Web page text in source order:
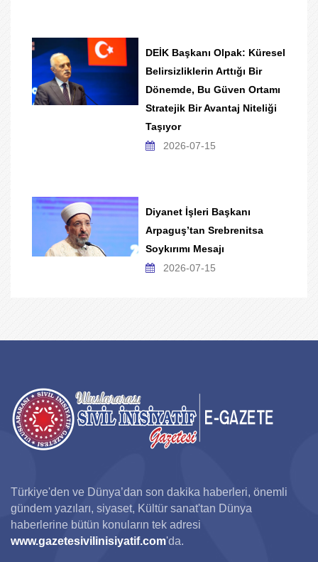
DEİK Başkanı Olpak: Küresel
Belirsizliklerin Arttığı Bir
Dönemde, Bu Güven Ortamı
Stratejik Bir Avantaj Niteliği
Taşıyor
2026-07-15
Diyanet İşleri Başkanı
Arpaguş’tan Srebrenitsa
Soykırımı Mesajı
2026-07-15
Türkiye'den ve Dünya’dan son dakika haberleri, önemli
gündem yazıları, siyaset, Kültür sanat'tan Dünya
haberlerine bütün konuların tek adresi
www.gazetesivilinisiyatif.com'da.